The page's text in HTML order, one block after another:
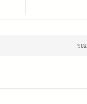
ข